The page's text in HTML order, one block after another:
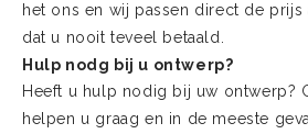
het ons en wij passen direct de
dat u nooit teveel betaald.
Hulp nodg bij u ontwerp?
Heeft u hulp nodig bij uw ontwerp?
helpen u graag en in de meeste